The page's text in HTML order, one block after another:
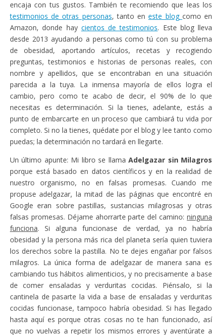
encaja con tus gustos. También te recomiendo que leas los
testimonios de otras personas, tanto eneste blog como en
Amazon, donde hay cientos de testimonios. Este blog lleva
desde 2013 ayudando a personas como tú con su problema
de obesidad, aportando artículos, recetas y recogiendo
preguntas, testimonios e historias de personas reales, con
nombre y apellidos, que se encontraban en una situación
parecida a la tuya. La inmensa mayoría de ellos logra el
cambio, pero como te acabo de decir, el 90% de lo que
necesitas es determinación. Si la tienes, adelante, estás a
punto de embarcarte en un proceso que cambiará tu vida por
completo. Si no la tienes, quédate por el blog y lee tanto como
puedas; la determinación no tardará en llegarte.
Un último apunte: Mi libro se llamaAdelgazar sin Milagros
porque está basado en datos científicos y en la realidad de
nuestro organismo, no en falsas promesas. Cuando me
propuse adelgazar, la mitad de las páginas que encontré en
Google eran sobre pastillas, sustancias milagrosas y otras
falsas promesas. Déjame ahorrarte parte del camino: ninguna
funciona. Si alguna funcionase de verdad, ya no habría
obesidad y la persona más rica del planeta sería quien tuviera
los derechos sobre la pastilla. No te dejes engañar por falsos
milagros. La única forma de adelgazar de manera sana es
cambiando tus hábitos alimenticios, y no precisamente a base
de comer ensaladas y verduritas cocidas. Piénsalo, si la
cantinela de pasarte la vida a base de ensaladas y verduritas
cocidas funcionase, tampoco habría obesidad. Si has llegado
hasta aquí es porque otras cosas no te han funcionado, así
que no vuelvas a repetir los mismos errores y aventúrate a